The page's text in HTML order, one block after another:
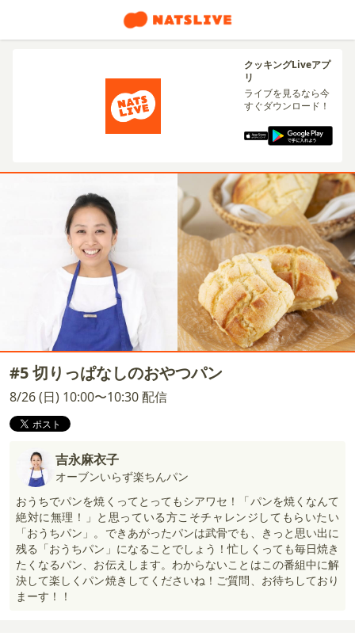
クッキングLiveアプ
リ
ライブを見るなら今
すぐダウンロード！
#5 切りっぱなしのおやつパン
8/26 (日) 10:00〜10:30 配信
吉永麻衣子
オーブンいらず楽ちんパン
おうちでパンを焼くってとってもシアワセ！「パンを焼くなんて
絶対に無理！」と思っている方こそチャレンジしてもらいたい
「おうちパン」。できあがったパンは武骨でも、きっと思い出に
残る「おうちパン」になることでしょう！忙しくっても毎日焼き
たくなるパン、お伝えします。わからないことはこの番組中に解
決して楽しくパン焼きしてくださいね！ご質問、お待ちしており
まーす！！